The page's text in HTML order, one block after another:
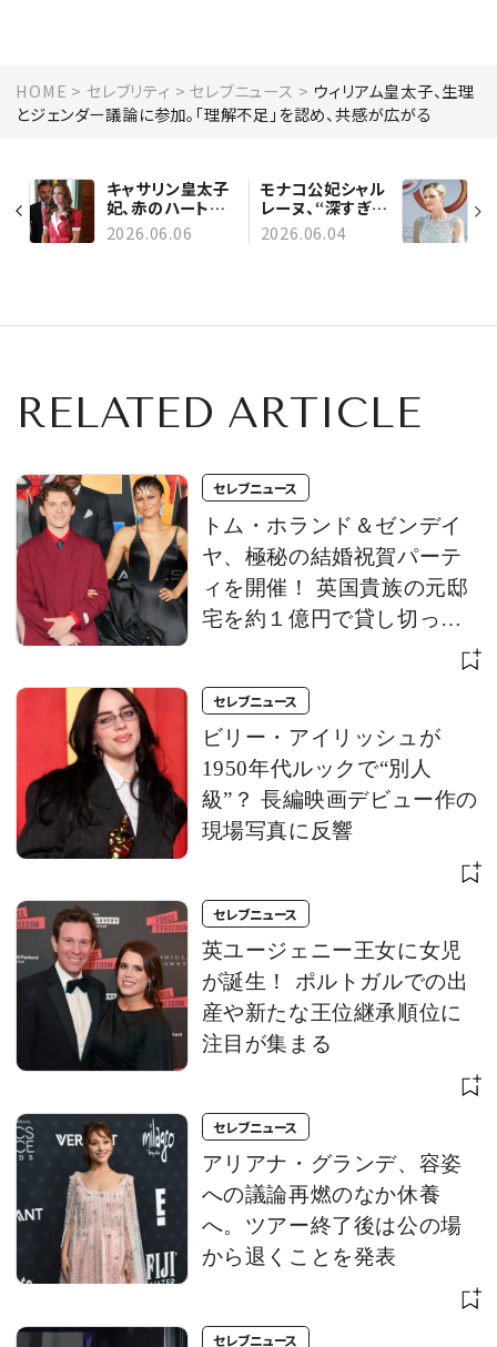
HOME セレブリティ セレブニュース
ウィリアム皇太子、生理
とジェンダー議論に参加。「理解不足」を認め、共感が広がる
キャサリン皇太子
妃、赤のハート柄
ワンピースをまと
い、ウィリアム皇太
に合わせた蜂モチ
2026.06.06
モナコ公妃シャル
レーヌ、“深すぎる
カーテシー”に賛
否！ スペイン王室
2026.06.04
RELATED ARTICLE
セレブニュース
トム・ホランド＆ゼンデイ
ヤ、極秘の結婚祝賀パーテ
ィを開催！ 英国貴族の元邸
宅を約１億円で貸し切っ
て、プライバシーを守り抜
セレブニュース
ビリー・アイリッシュが
1950年代ルックで“別人
級”？ 長編映画デビュー作の
現場写真に反響
セレブニュース
英ユージェニー王女に女児
が誕生！ ポルトガルでの出
産や新たな王位継承順位に
注目が集まる
セレブニュース
アリアナ・グランデ、容姿
への議論再燃のなか休養
へ。ツアー終了後は公の場
から退くことを発表
セレブニュース